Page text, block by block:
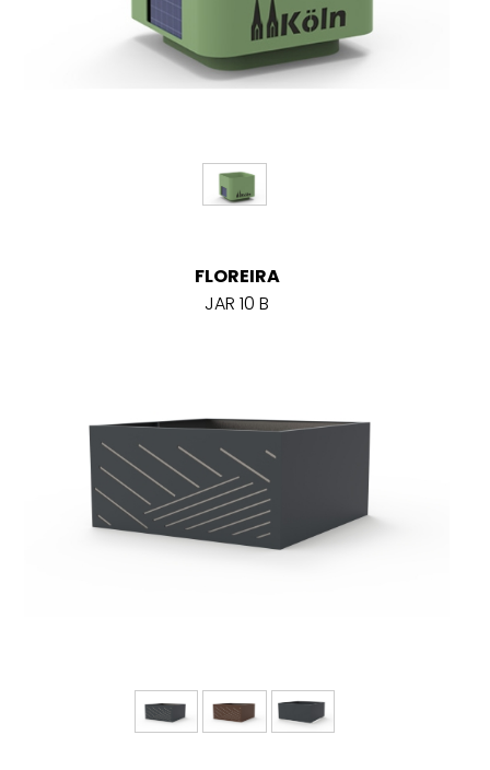
FLOREIRA
JAR 10 B